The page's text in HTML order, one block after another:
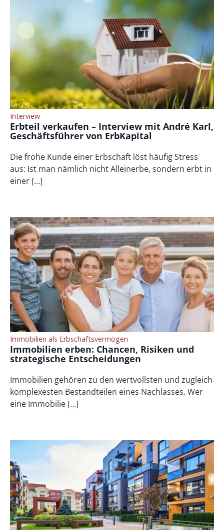
Interview
Erbteil verkaufen – Interview mit André Karl,
Geschäftsführer von ErbKapital
Die frohe Kunde einer Erbschaft löst häufig Stress
aus: Ist man nämlich nicht Alleinerbe, sondern erbt in
einer […]
Immobilien als Erbschaftsvermögen
Immobilien erben: Chancen, Risiken und
strategische Entscheidungen
Immobilien gehören zu den wertvollsten und zugleich
komplexesten Bestandteilen eines Nachlasses. Wer
eine Immobilie […]